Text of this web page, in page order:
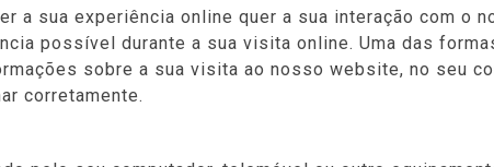
a sua experiência online quer a sua interação com o
possível durante a sua visita online. Uma das
sobre a sua visita ao nosso website, no seu
corretamente.